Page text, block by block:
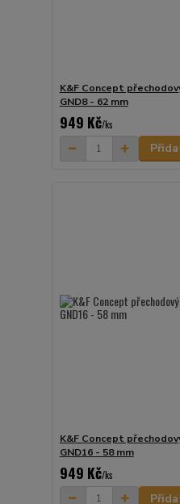
K&F Concept
GND8 - 62 mm
949 Kč/ks
K&F Concept
GND16 - 58 mm
949 Kč/ks